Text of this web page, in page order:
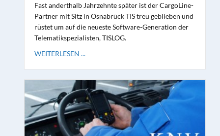
Fast anderthalb Jahrzehnte später ist der CargoLine-
Partner mit Sitz in Osnabrück TIS treu geblieben und
rüstet um auf die neueste Software-Generation der
Telematikspezialisten, TISLOG.
WEITERLESEN ...